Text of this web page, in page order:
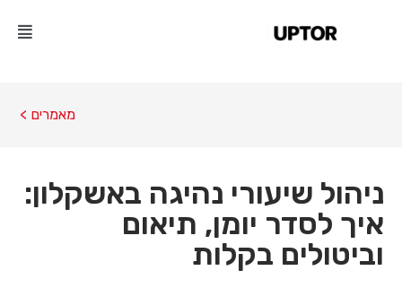
מאמרים >
ניהול שיעורי נהיגה באשקלון:
איך לסדר יומן, תיאום
וביטולים בקלות